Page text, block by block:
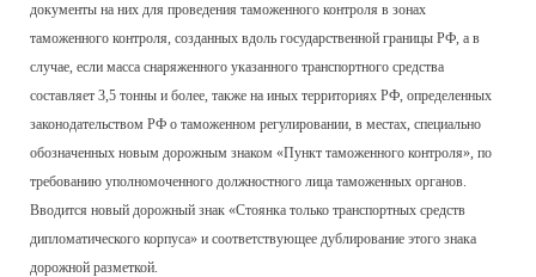
документы на них для проведения таможенного контроля в зонах
таможенного контроля, созданных вдоль государственной границы РФ, а в
случае, если масса снаряженного указанного транспортного средства
составляет 3,5 тонны и более, также на иных территориях РФ, определенных
законодательством РФ о таможенном регулировании, в местах, специально
обозначенных новым дорожным знаком «Пункт таможенного контроля», по
требованию уполномоченного должностного лица таможенных органов.
Вводится новый дорожный знак «Стоянка только транспортных средств
дипломатического корпуса» и соответствующее дублирование этого знака
дорожной разметкой.